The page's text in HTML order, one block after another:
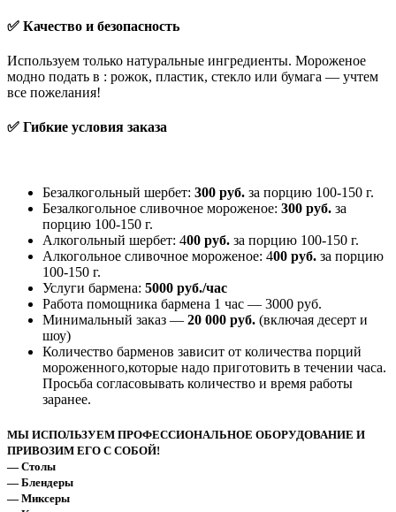
✅ Качество и безопасность
Используем только натуральные ингредиенты. Мороженое
модно подать в : рожок, пластик, стекло или бумага — учтем
все пожелания!
✅ Гибкие условия заказа
Безалкогольный шербет: 300 руб. за порцию 100-150 г.
Безалкогольное сливочное мороженое: 300 руб. за
порцию 100-150 г.
Алкогольный шербет: 400 руб. за порцию 100-150 г.
Алкогольное сливочное мороженое: 400 руб. за порцию
100-150 г.
Услуги бармена: 5000 руб./час
Работа помощника бармена 1 час — 3000 руб.
Минимальный заказ — 20 000 руб. (включая десерт и
шоу)
Количество барменов зависит от количества порций
мороженного,которые надо приготовить в течении часа.
Просьба согласовывать количество и время работы
заранее.
МЫ ИСПОЛЬЗУЕМ ПРОФЕССИОНАЛЬНОЕ ОБОРУДОВАНИЕ И
ПРИВОЗИМ ЕГО С СОБОЙ!
— Столы
— Блендеры
— Миксеры